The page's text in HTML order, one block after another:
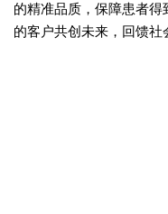
的精准品质，保障患者
的客户共创未来，回馈社